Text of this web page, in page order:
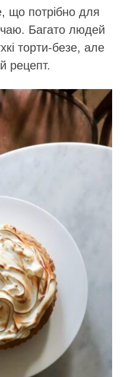
що потрібно для
чаю. Багато людей
торти-безе, але
рецепт.